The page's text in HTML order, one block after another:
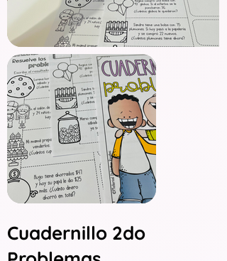
Cuadernillo 2do